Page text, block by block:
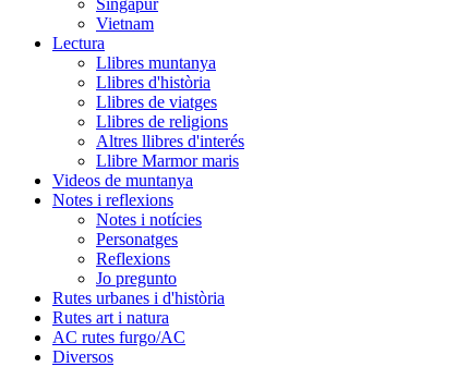
Singapur
Vietnam
Lectura
Llibres muntanya
Llibres d'història
Llibres de viatges
Llibres de religions
Altres llibres d'interés
Llibre Marmor maris
Videos de muntanya
Notes i reflexions
Notes i notícies
Personatges
Reflexions
Jo pregunto
Rutes urbanes i d'història
Rutes art i natura
AC rutes furgo/AC
Diversos